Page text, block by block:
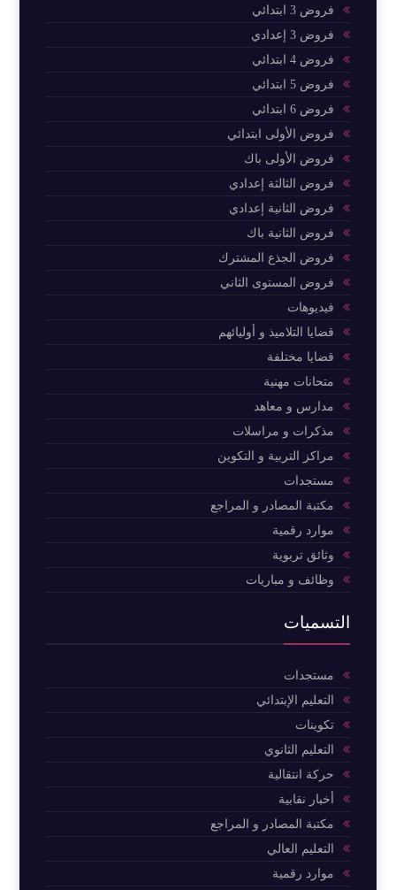
فروض 3 ابتدائي
فروض 3 إعدادي
فروض 4 ابتدائي
فروض 5 ابتدائي
فروض 6 ابتدائي
فروض الأولى ابتدائي
فروض الأولى باك
فروض الثالثة إعدادي
فروض الثانية إعدادي
فروض الثانية باك
فروض الجذع المشترك
فروض المستوى الثاني
فيديوهات
قضايا التلاميذ و أوليائهم
قضايا مختلفة
متحانات مهنية
مدارس و معاهد
مذكرات و مراسلات
مراكز التربية و التكوين
مستجدات
مكتبة المصادر و المراجع
موارد رقمية
وثائق تربوية
وظائف و مباريات
التسميات
مستجدات
التعليم الإبتدائي
تكوينات
التعليم الثانوي
حركة انتقالية
أخبار نقابية
مكتبة المصادر و المراجع
التعليم العالي
موارد رقمية